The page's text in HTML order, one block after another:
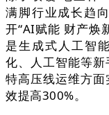
满脚行业成长趋
开“AI赋能 财产焕
是生成式人工智
化、人工智能等
特高压线运维方
效提高300%。